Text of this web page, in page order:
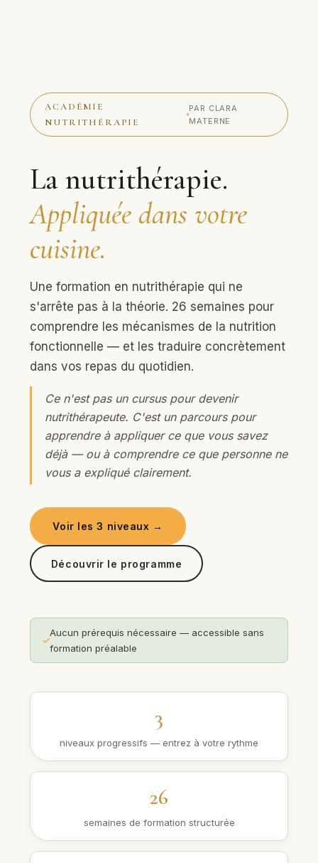
ACADÉMIE
NUTRITHÉRAPIE
PAR CLARA
MATERNE
La nutrithérapie.
Appliquée dans votre
cuisine.
Une formation en nutrithérapie qui ne
s'arrête pas à la théorie. 26 semaines pour
comprendre les mécanismes de la nutrition
fonctionnelle — et les traduire concrètement
dans vos repas du quotidien.
Ce n'est pas un cursus pour devenir
nutrithérapeute. C'est un parcours pour
apprendre à appliquer ce que vous savez
déjà — ou à comprendre ce que personne ne
vous a expliqué clairement.
Voir les 3 niveaux →
Découvrir le programme
Aucun prérequis nécessaire — accessible sans
formation préalable
3
niveaux progressifs — entrez à votre rythme
26
semaines de formation structurée